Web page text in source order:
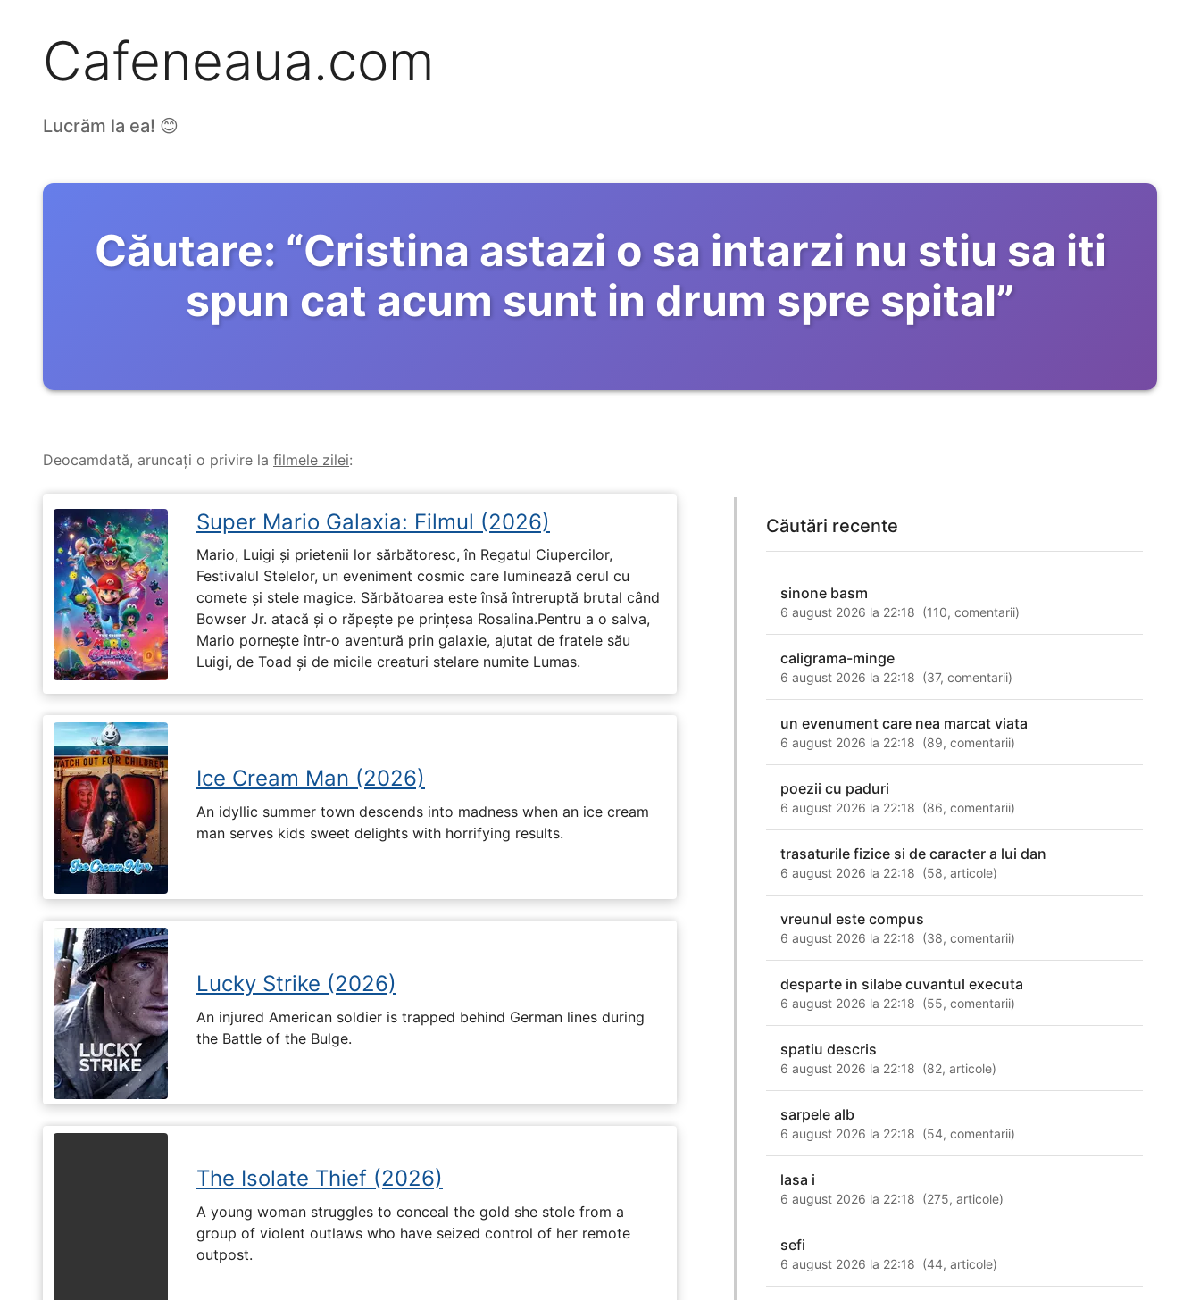
Cafeneaua.com
Lucrăm la ea! 😊
Căutare: “Cristina astazi o sa intarzi nu stiu sa iti
spun cat acum sunt in drum spre spital”
Deocamdată, aruncați o privire la filmele zilei:
Super Mario Galaxia: Filmul (2026)
Mario, Luigi și prietenii lor sărbătoresc, în Regatul Ciupercilor,
Festivalul Stelelor, un eveniment cosmic care luminează cerul cu
comete și stele magice. Sărbătoarea este însă întreruptă brutal când
Bowser Jr. atacă și o răpește pe prinţesa Rosalina.Pentru a o salva,
Mario pornește într-o aventură prin galaxie, ajutat de fratele său
Luigi, de Toad și de micile creaturi stelare numite Lumas.
Ice Cream Man (2026)
An idyllic summer town descends into madness when an ice cream
man serves kids sweet delights with horrifying results.
Lucky Strike (2026)
An injured American soldier is trapped behind German lines during
the Battle of the Bulge.
The Isolate Thief (2026)
A young woman struggles to conceal the gold she stole from a
group of violent outlaws who have seized control of her remote
outpost.
Căutări recente
sinone basm
6 august 2026 la 22:18 (110,comentarii)
caligrama-minge
6 august 2026 la 22:18 (37,comentarii)
un evenument care nea marcat viata
6 august 2026 la 22:18 (89,comentarii)
poezii cu paduri
6 august 2026 la 22:18 (86,comentarii)
trasaturile fizice si de caracter a lui dan
6 august 2026 la 22:18 (58,articole)
vreunul este compus
6 august 2026 la 22:18 (38,comentarii)
desparte in silabe cuvantul executa
6 august 2026 la 22:18 (55,comentarii)
spatiu descris
6 august 2026 la 22:18 (82,articole)
sarpele alb
6 august 2026 la 22:18 (54,comentarii)
lasa i
6 august 2026 la 22:18 (275,articole)
sefi
6 august 2026 la 22:18 (44,articole)